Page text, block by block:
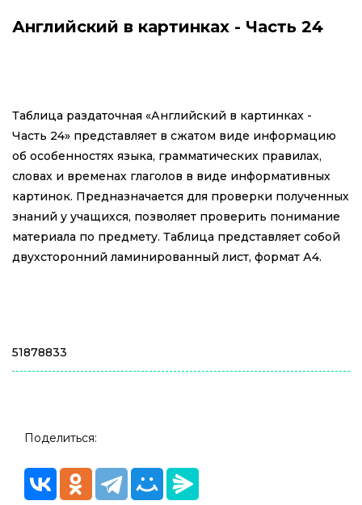
Английский в картинках - Часть 24
Таблица раздаточная «Английский в картинках -
Часть 24» представляет в сжатом виде информацию
об особенностях языка, грамматических правилах,
словах и временах глаголов в виде информативных
картинок. Предназначается для проверки полученных
знаний у учащихся, позволяет проверить понимание
материала по предмету. Таблица представляет собой
двухсторонний ламинированный лист, формат А4.
51878833
Поделиться: